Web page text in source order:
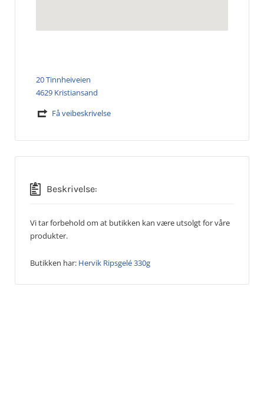
20 Tinnheiveien
4629 Kristiansand
Få veibeskrivelse
Beskrivelse:
Vi tar forbehold om at butikken kan være utsolgt for våre
produkter.
Butikken har: Hervik Ripsgelé 330g